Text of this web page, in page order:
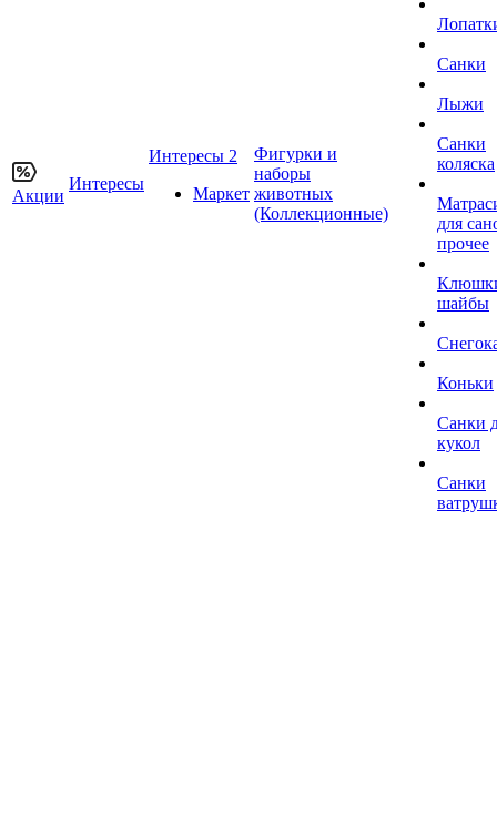
Акции
Интересы
Интересы 2
Маркет
Фигурки и
наборы
животных
(Коллекционные)
Санки
Лыжи
Санки
коляска
для
прочее
шайбы
Коньки
Санки
кукол
Санки